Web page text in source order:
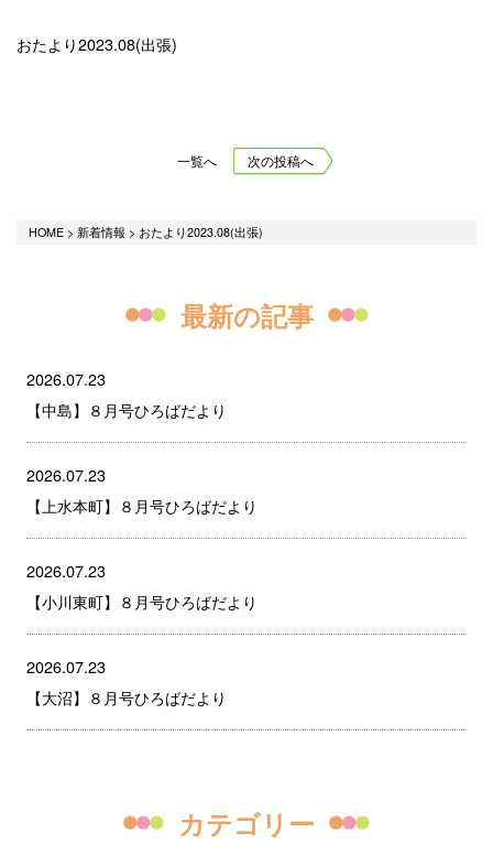
おたより2023.08(出張)
一覧へ 次の投稿へ
HOME> 新着情報 > おたより2023.08(出張)
最新の記事
2026.07.23
【中島】８月号ひろばだより
2026.07.23
【上水本町】８月号ひろばだより
2026.07.23
【小川東町】８月号ひろばだより
2026.07.23
【大沼】８月号ひろばだより
カテゴリー